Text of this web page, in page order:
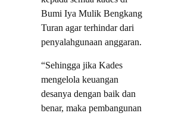
Bumi Iya Mulik Bengkang
Turan agar terhindar dari
penyalahgunaan anggaran.
“Sehingga jika Kades
mengelola keuangan
desanya dengan baik dan
benar, maka pembangunan